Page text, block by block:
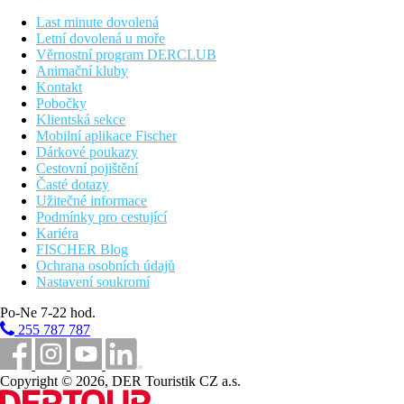
Last minute dovolená
Letní dovolená u moře
Věrnostní program DERCLUB
Animační kluby
Kontakt
Pobočky
Klientská sekce
Mobilní aplikace Fischer
Dárkové poukazy
Cestovní pojištění
Časté dotazy
Užitečné informace
Podmínky pro cestující
Kariéra
FISCHER Blog
Ochrana osobních údajů
Nastavení soukromí
Po-Ne 7-22 hod.
255 787 787
Copyright © 2026, DER Touristik CZ a.s.